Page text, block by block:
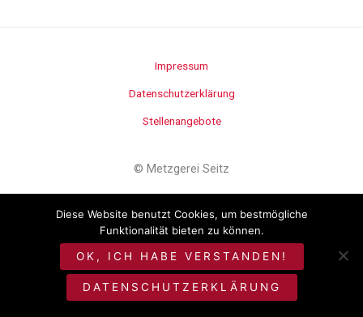
Impressum
Datenschutzerklärung
Stellenangebote
© Metzgerei Seitz
Diese Website benutzt Cookies, um bestmögliche
Funktionalität bieten zu können.
OK, ICH HABE VERSTANDEN!
DATENSCHUTZERKLÄRUNG